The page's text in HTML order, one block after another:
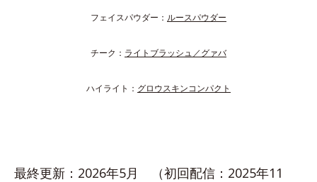
フェイスパウダー： ルースパウダー
チーク： ライトブラッシュ／グァバ
ハイライト： グロウスキンコンパクト
最終更新：2026年5月 （初回配信：2025年11